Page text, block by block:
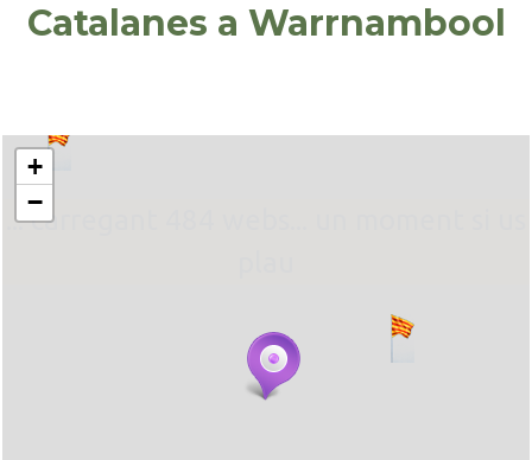
Catalanes a Warrnambool
... carregant 484 webs... un moment si us
+
−